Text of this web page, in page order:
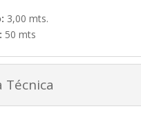
3,00 mts.
50 mts
Técnica